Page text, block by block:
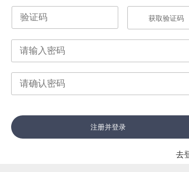
获取验证码
注册并登录
去